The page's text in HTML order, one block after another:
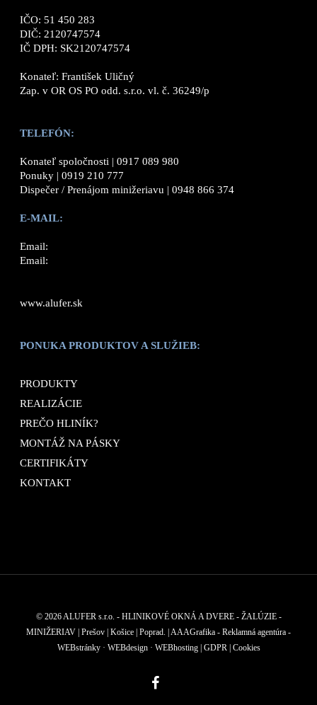
IČO: 51 450 283
DIČ: 2120747574
IČ DPH: SK2120747574
Konateľ: František Uličný
Zap. v OR OS PO odd. s.r.o. vl. č. 36249/p
TELEFÓN:
Konateľ spoločnosti | 0917 089 980
Ponuky | 0919 210 777
Dispečer / Prenájom minižeriavu | 0948 866 374
E-MAIL:
Email:
Email:
www.alufer.sk
PONUKA PRODUKTOV A SLUŽIEB:
PRODUKTY
REALIZÁCIE
PREČO HLINÍK?
MONTÁŽ NA PÁSKY
CERTIFIKÁTY
KONTAKT
© 2026 ALUFER s.r.o. - HLINIKOVÉ OKNÁ A DVERE - ŽALÚZIE -
MINIŽERIAV | Prešov | Košice | Poprad. | AAAGrafika - Reklamná agentúra -
WEBstránky · WEBdesign · WEBhosting | GDPR| Cookies
facebook